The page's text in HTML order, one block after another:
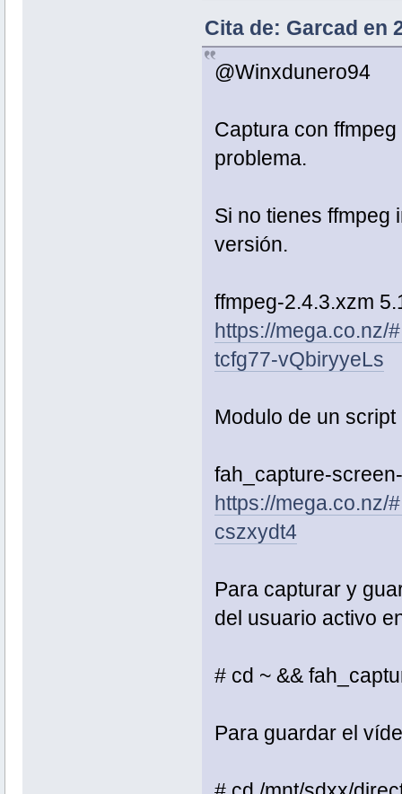
Cita de: Garcad en
@Winxdunero94
Captura con
problema.
Si no tienes ffmpeg
versión.
ffmpeg-2.4.3.xzm
https://mega.co.nz/
tcfg77-vQbiryyeLs
Modulo de un
fah_capture-
https://mega.co.nz/
cszxydt4
Para capturar y
del usuario activo
# cd ~ &&
Para guardar el